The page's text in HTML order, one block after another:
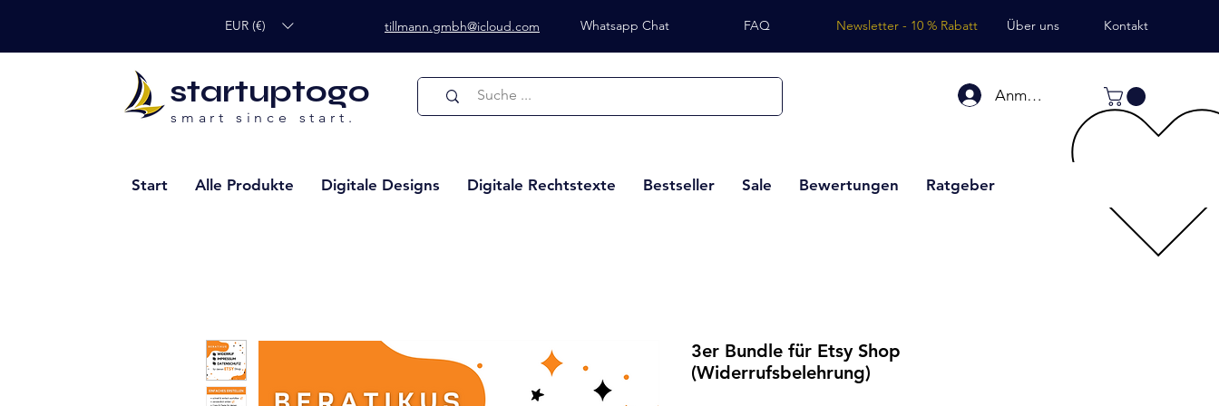
EUR (€) tillmann.gmbh@icloud.com Whatsapp Chat FAQ Über uns
Newsletter - 10 % Rabatt Kontakt
startuptogo
smart since start.
Anmelden
Start Alle Produkte Digitale Designs Digitale Rechtstexte Bestseller Sale Bewertungen Ratgeber
3er Bundle für Etsy Shop
(Widerrufsbelehrung)